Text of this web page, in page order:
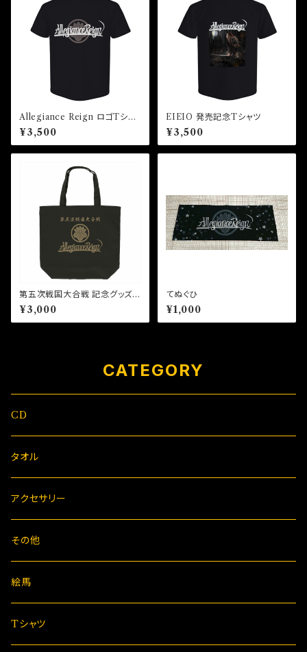
Allegiance Reign ロゴTシャ
ツ
¥3,500
EIEIO 発売記念Tシャツ
¥3,500
第五次戦国大合戦 記念グッズ
トートバッグ（L）
¥3,000
てぬぐひ
¥1,000
CATEGORY
CD
タオル
アクセサリー
その他
絵馬
Tシャツ